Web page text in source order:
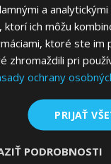
skrutky Str. 587 -
piestiky Str. 657 -
a analytickými
ktorí ich môžu
ktoré ste im
zhromaždili pri
ochrany
PRIJAŤ
PODROBNOSTI